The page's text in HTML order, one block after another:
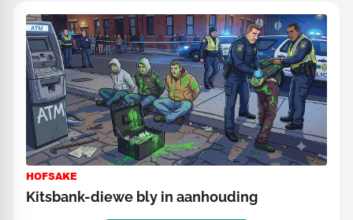
HOFSAKE
Kitsbank-diewe bly in aanhouding